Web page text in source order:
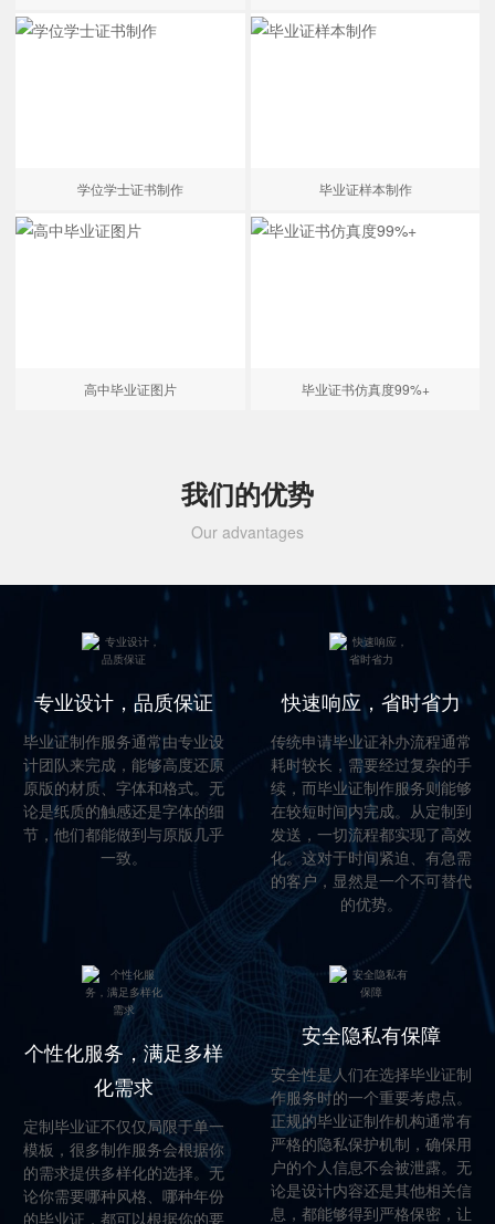
学位学士证书制作 毕业证样本制作
高中毕业证图片 毕业证书仿真度99%+
我们的优势
Our advantages
专业设计，品质保证
毕业证制作服务通常由专业设
计团队来完成，能够高度还原
原版的材质、字体和格式。无
论是纸质的触感还是字体的细
节，他们都能做到与原版几乎
一致。
快速响应，省时省力
传统申请毕业证补办流程通常
耗时较长，需要经过复杂的手
续，而毕业证制作服务则能够
在较短时间内完成。从定制到
发送，一切流程都实现了高效
化。这对于时间紧迫、有急需
的客户，显然是一个不可替代
的优势。
个性化服务，满足多样
化需求
定制毕业证不仅仅局限于单一
模板，很多制作服务会根据你
的需求提供多样化的选择。无
论你需要哪种风格、哪种年份
的毕业证，都可以根据你的要
安全隐私有保障
安全性是人们在选择毕业证制
作服务时的一个重要考虑点。
正规的毕业证制作机构通常有
严格的隐私保护机制，确保用
户的个人信息不会被泄露。无
论是设计内容还是其他相关信
息，都能够得到严格保密，让